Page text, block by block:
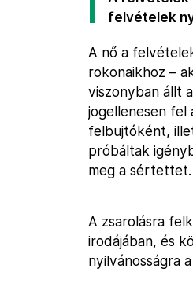
felvételek
A nő a
rokonaikhoz –
viszonyban állt
jogellenesen
felbujtóként,
próbáltak
meg a sértettet.
A zsarolásra
irodájában, és
nyilvánosságra